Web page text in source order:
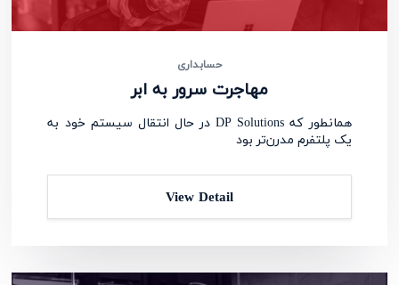
حسابداری
مهاجرت سرور به ابر
همانطور که DP Solutions در حال انتقال سیستم خود به
یک پلتفرم مدرن‌تر بود
View Detail